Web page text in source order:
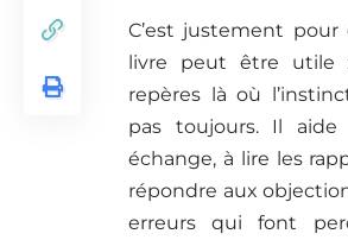
C’est justement pour
livre peut être utile
repères là où
pas toujours. Il
échange, à lire les
répondre aux
erreurs qui font